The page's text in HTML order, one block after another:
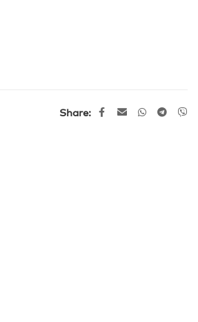
Share: